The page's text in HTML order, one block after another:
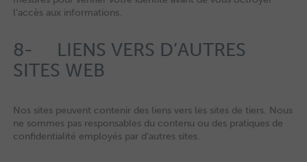
l’accès aux informations.
8- LIENS VERS D’AUTRES
SITES WEB
Nos sites peuvent contenir des liens vers les sites de tiers. Nous
ne sommes pas responsables du contenu ou des pratiques de
confidentialité employés par d’autres sites.